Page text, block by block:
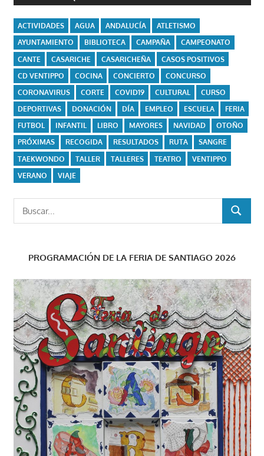
ACTIVIDADES AGUA ANDALUCÍA
ATLETISMO
AYUNTAMIENTO
BIBLIOTECA CAMPAÑA
CAMPEONATO
CANTE
CASARICHE CASARICHEÑA
CASOS POSITIVOS
CD VENTIPPO
COCINA CONCIERTO
CONCURSO
CORONAVIRUS
CORTE COVID19 CULTURAL
CURSO
DEPORTIVAS
DONACIÓN DÍA EMPLEO ESCUELA
FERIA
FUTBOL
INFANTIL LIBRO MAYORES NAVIDAD
OTOÑO
PRÓXIMAS
RECOGIDA RESULTADOS RUTA
SANGRE
TAEKWONDO
TALLER TALLERES TEATRO
VENTIPPO
VERANO
VIAJE
BUSCAR
PROGRAMACIÓN DE LA FERIA DE SANTIAGO 2026